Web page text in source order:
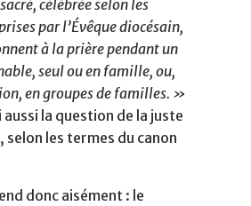
célébrée selon les
par l’Évêque diocésain,
à la prière pendant un
seul ou en famille, ou,
en groupes de familles. »
la question de la juste
les termes du canon
donc aisément : le